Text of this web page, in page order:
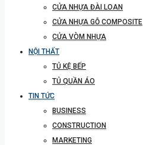
CỬA NHỰA ĐÀI LOAN
CỬA NHỰA GỖ COMPOSITE
CỬA VÒM NHỰA
NỘI THẤT
TỦ KỆ BẾP
TỦ QUẦN ÁO
TIN TỨC
BUSINESS
CONSTRUCTION
MARKETING